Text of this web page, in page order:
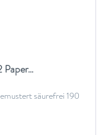
säurefrei 190